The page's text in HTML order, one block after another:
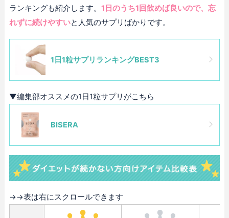
ランキングも紹介します。 1日のうち1回飲めば良いので、忘
れずに続けやすいと人気のサプリばかりです。
1日1粒サプリランキングBEST3
▼編集部オススメの1日1粒サプリがこちら
BISERA
→→表は右にスクロールできます